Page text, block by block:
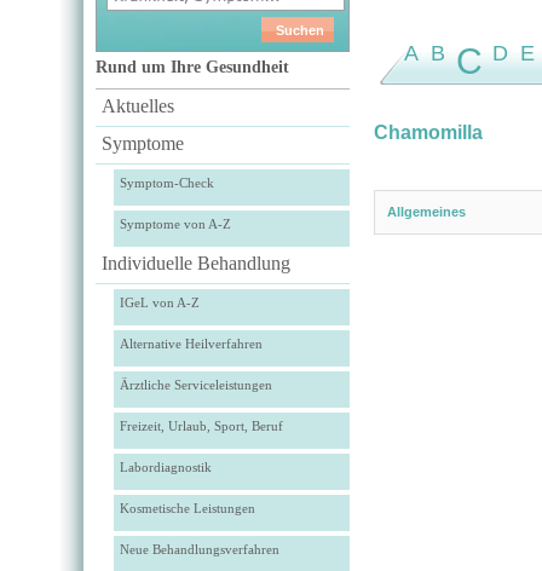
Rund um Ihre Gesundheit
Aktuelles
Symptome
Symptom-Check
Symptome von A-Z
Individuelle Behandlung
IGeL von A-Z
Alternative Heilverfahren
Ärztliche Serviceleistungen
Freizeit, Urlaub, Sport, Beruf
Labordiagnostik
Kosmetische Leistungen
Neue Behandlungsverfahren
A B C D E
Chamomilla
Allgemeines